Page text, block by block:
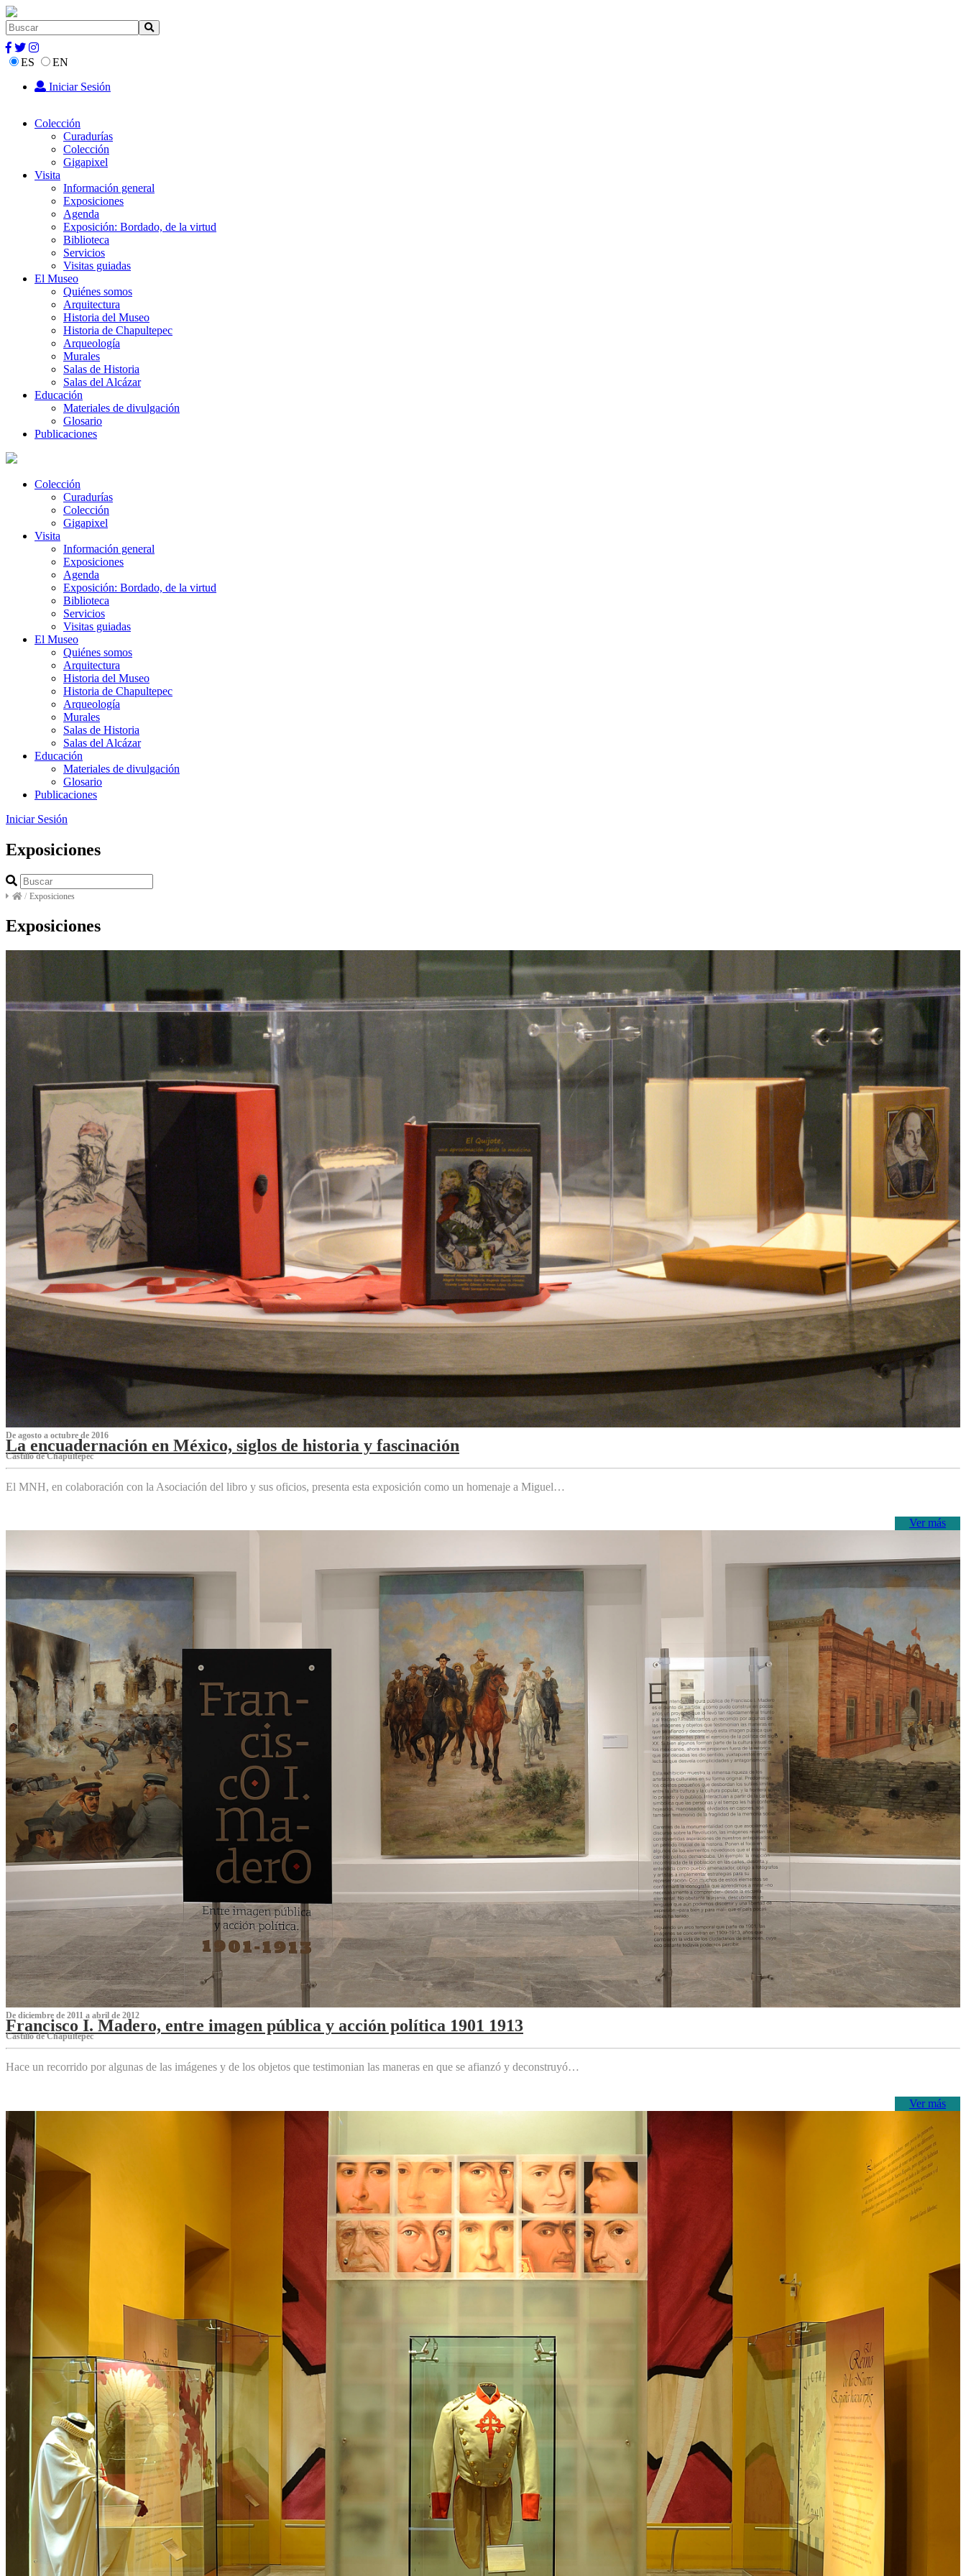
ES
EN
Iniciar Sesión
Colección
Curadurías
Colección
Gigapixel
Visita
Información general
Exposiciones
Agenda
Exposición: Bordado, de la virtud
Biblioteca
Servicios
Visitas guiadas
El Museo
Quiénes somos
Arquitectura
Historia del Museo
Historia de Chapultepec
Arqueología
Murales
Salas de Historia
Salas del Alcázar
Educación
Materiales de divulgación
Glosario
Publicaciones
Colección
Curadurías
Colección
Gigapixel
Visita
Información general
Exposiciones
Agenda
Exposición: Bordado, de la virtud
Biblioteca
Servicios
Visitas guiadas
El Museo
Quiénes somos
Arquitectura
Historia del Museo
Historia de Chapultepec
Arqueología
Murales
Salas de Historia
Salas del Alcázar
Educación
Materiales de divulgación
Glosario
Publicaciones
Iniciar Sesión
Exposiciones
/ Exposiciones
Exposiciones
De agosto a octubre de 2016
La encuadernación en México, siglos de historia y fascinación
Castillo de Chapultepec
El MNH, en colaboración con la Asociación del libro y sus oficios, presenta esta exposición como un homenaje a Miguel…
Ver más
De diciembre de 2011 a abril de 2012
Francisco I. Madero, entre imagen pública y acción política 1901 1913
Castillo de Chapultepec
Hace un recorrido por algunas de las imágenes y de los objetos que testimonian las maneras en que se afianzó y deconstruyó…
Ver más